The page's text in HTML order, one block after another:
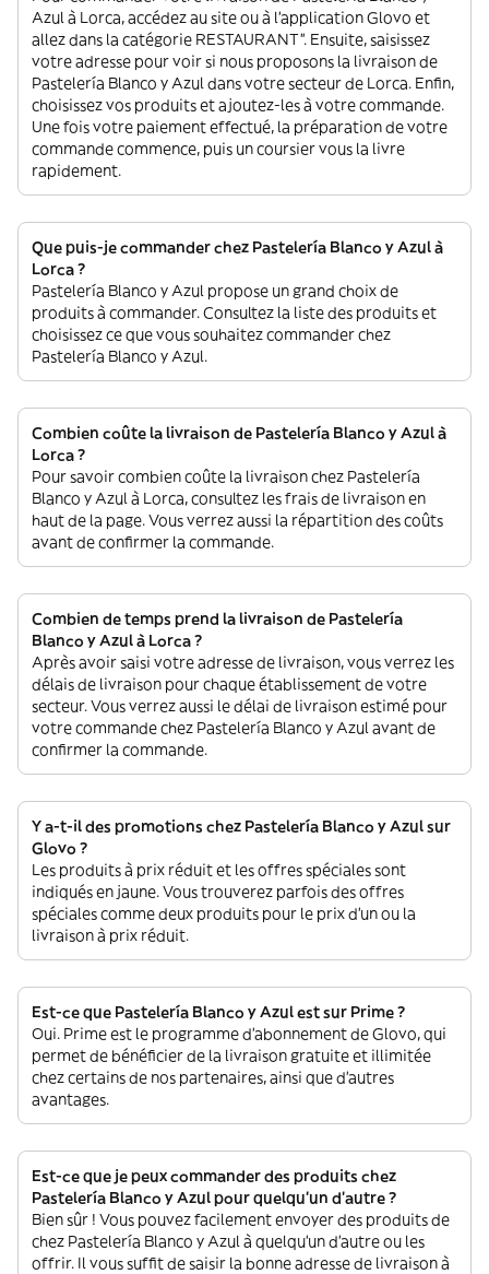
Azul à Lorca, accédez au site ou à l'application Glovo et
allez dans la catégorie RESTAURANT”. Ensuite, saisissez
votre adresse pour voir si nous proposons la livraison de
Pastelería Blanco y Azul dans votre secteur de Lorca. Enfin,
choisissez vos produits et ajoutez-les à votre commande.
Une fois votre paiement effectué, la préparation de votre
commande commence, puis un coursier vous la livre
rapidement.
Que puis-je commander chez Pastelería Blanco y Azul à
Lorca ?
Pastelería Blanco y Azul propose un grand choix de
produits à commander. Consultez la liste des produits et
choisissez ce que vous souhaitez commander chez
Pastelería Blanco y Azul.
Combien coûte la livraison de Pastelería Blanco y Azul à
Lorca ?
Pour savoir combien coûte la livraison chez Pastelería
Blanco y Azul à Lorca, consultez les frais de livraison en
haut de la page. Vous verrez aussi la répartition des coûts
avant de confirmer la commande.
Combien de temps prend la livraison de Pastelería
Blanco y Azul à Lorca ?
Après avoir saisi votre adresse de livraison, vous verrez les
délais de livraison pour chaque établissement de votre
secteur. Vous verrez aussi le délai de livraison estimé pour
votre commande chez Pastelería Blanco y Azul avant de
confirmer la commande.
Y a-t-il des promotions chez Pastelería Blanco y Azul sur
Glovo ?
Les produits à prix réduit et les offres spéciales sont
indiqués en jaune. Vous trouverez parfois des offres
spéciales comme deux produits pour le prix d'un ou la
livraison à prix réduit.
Est-ce que Pastelería Blanco y Azul est sur Prime ?
Oui. Prime est le programme d’abonnement de Glovo, qui
permet de bénéficier de la livraison gratuite et illimitée
chez certains de nos partenaires, ainsi que d’autres
avantages.
Est-ce que je peux commander des produits chez
Pastelería Blanco y Azul pour quelqu'un d'autre ?
Bien sûr ! Vous pouvez facilement envoyer des produits de
chez Pastelería Blanco y Azul à quelqu'un d'autre ou les
offrir. Il vous suffit de saisir la bonne adresse de livraison à